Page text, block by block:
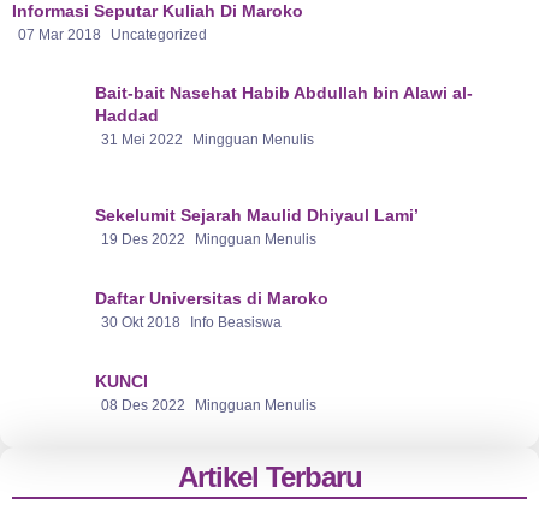
Informasi Seputar Kuliah Di Maroko
07 Mar 2018 Uncategorized
Bait-bait Nasehat Habib Abdullah bin Alawi al-
Haddad
31 Mei 2022 Mingguan Menulis
Sekelumit Sejarah Maulid Dhiyaul Lami’
19 Des 2022 Mingguan Menulis
Daftar Universitas di Maroko
30 Okt 2018 Info Beasiswa
KUNCI
08 Des 2022 Mingguan Menulis
Artikel Terbaru